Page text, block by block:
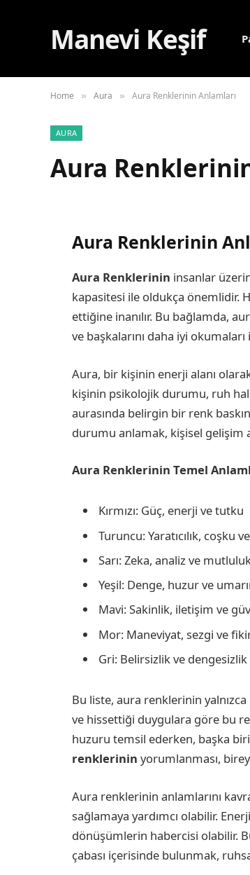
Manevi Keşif
Home » Aura » Aura Renklerinin Anlamları
AURA
Aura
Aura Renklerinin
Aura Renklerinin insanlar
kapasitesi ile oldukça önemlidir.
ettiğine inanılır. Bu bağlamda,
ve başkalarını daha iyi
Aura, bir kişinin enerji alanı
kişinin psikolojik durumu, ruh
aurasında belirgin bir renk
durumu anlamak, kişisel gelişim
Aura Renklerinin Temel
Kırmızı: Güç, enerji ve tutku
Turuncu: Yaratıcılık, coşku
Sarı: Zeka, analiz ve
Yeşil: Denge, huzur ve
Mavi: Sakinlik, iletişim ve
Mor: Maneviyat, sezgi ve
Gri: Belirsizlik ve dengesizlik
Bu liste, aura renklerinin yalnızca
ve hissettiği duygulara göre bu
huzuru temsil ederken, başka biri
renklerinin yorumlanması,
Aura renklerinin anlamlarını
sağlamaya yardımcı olabilir.
dönüşümlerin habercisi olabilir.
çabası içerisinde bulunmak,